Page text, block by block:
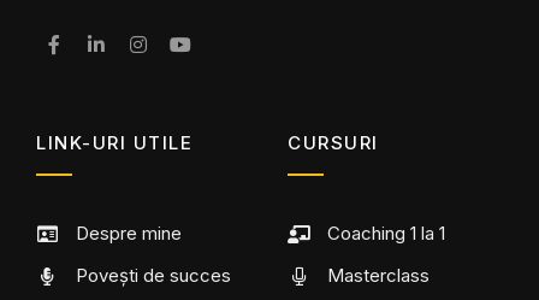
LINK-URI UTILE
Despre mine
Povești de succes
CURSURI
Coaching 1 la 1
Masterclass